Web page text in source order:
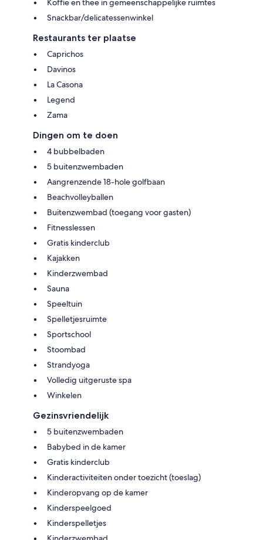
Snackbar/delicatessenwinkel
Restaurants ter plaatse
Caprichos
Davinos
La Casona
Legend
Zama
Dingen om te doen
4 bubbelbaden
5 buitenzwembaden
Aangrenzende 18-hole golfbaan
Beachvolleyballen
Buitenzwembad (toegang voor gasten)
Fitnesslessen
Gratis kinderclub
Kajakken
Kinderzwembad
Sauna
Speeltuin
Spelletjesruimte
Sportschool
Stoombad
Strandyoga
Volledig uitgeruste spa
Winkelen
Gezinsvriendelijk
5 buitenzwembaden
Babybed in de kamer
Gratis kinderclub
Kinderactiviteiten onder toezicht (toeslag)
Kinderopvang op de kamer
Kinderspeelgoed
Kinderspelletjes